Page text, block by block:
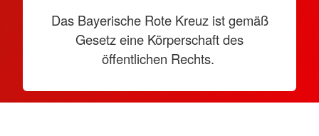
Das Bayerische Rote Kreuz ist gemäß
Gesetz eine Körperschaft des
öffentlichen Rechts.